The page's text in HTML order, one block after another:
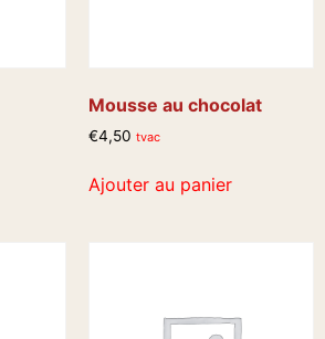
Mousse au chocolat
€4,50 tvac
Ajouter au panier